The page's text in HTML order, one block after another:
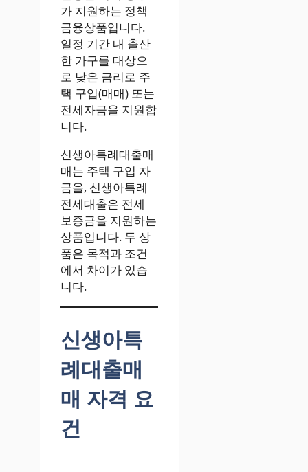
가 지원하는 정책
금융상품입니다.
일정 기간 내 출산
한 가구를 대상으
로 낮은 금리로 주
택 구입(매매) 또는
전세자금을 지원합
니다.
신생아특례대출매
매는 주택 구입 자
금을, 신생아특례
전세대출은 전세
보증금을 지원하는
상품입니다. 두 상
품은 목적과 조건
에서 차이가 있습
니다.
신생아특
례대출매
매 자격 요
건